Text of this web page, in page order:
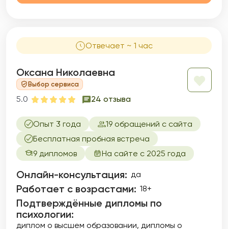
сферы, психосоматические проявления
механизмы волевыми усилиями, терпением,
стараниями, но другие способы в обычной
Отвечает ~ 1 час
Оксана Николаевна
Выбор сервиса
5.0 24 отзыва
Опыт 3 года
19 обращений с сайта
Бесплатная пробная встреча
9 дипломов
На сайте с 2025 года
Онлайн-консультация: да
Работает с возрастами: 18+
Подтверждённые дипломы по
психологии:
диплом о высшем образовании дипломы о